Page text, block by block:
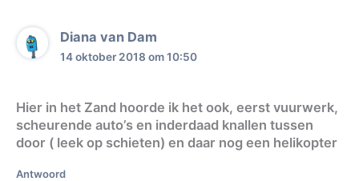
Diana van Dam
14 oktober 2018 om 10:50
Hier in het Zand hoorde ik het ook, eerst vuurwerk,
scheurende auto’s en inderdaad knallen tussen
door ( leek op schieten) en daar nog een helikopter
Antwoord